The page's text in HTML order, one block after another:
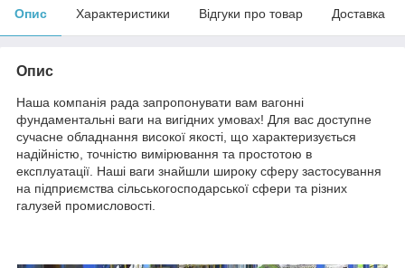
Опис Характеристики Відгуки про товар Доставка
Опис
Наша компанія рада запропонувати вам вагонні
фундаментальні ваги на вигідних умовах! Для вас доступне
сучасне обладнання високої якості, що характеризується
надійністю, точністю вимірювання та простотою в
експлуатації. Наші ваги знайшли широку сферу застосування
на підприємства сільськогосподарської сфери та різних
галузей промисловості.